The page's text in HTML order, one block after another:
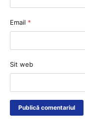
Email *
Sit web